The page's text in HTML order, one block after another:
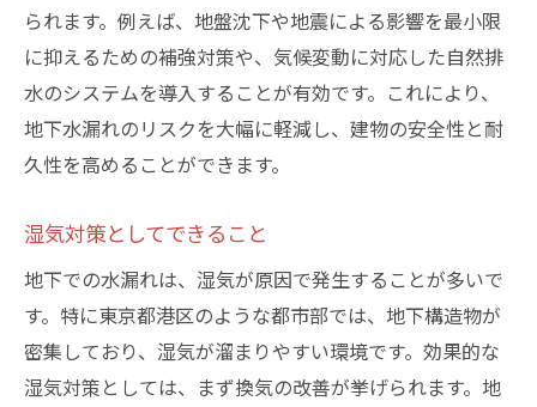
られます。例えば、地盤沈下や地震による影響を最小限
に抑えるための補強対策や、気候変動に対応した自然排
水のシステムを導入することが有効です。これにより、
地下水漏れのリスクを大幅に軽減し、建物の安全性と耐
久性を高めることができます。
湿気対策としてできること
地下での水漏れは、湿気が原因で発生することが多いで
す。特に東京都港区のような都市部では、地下構造物が
密集しており、湿気が溜まりやすい環境です。効果的な
湿気対策としては、まず換気の改善が挙げられます。地